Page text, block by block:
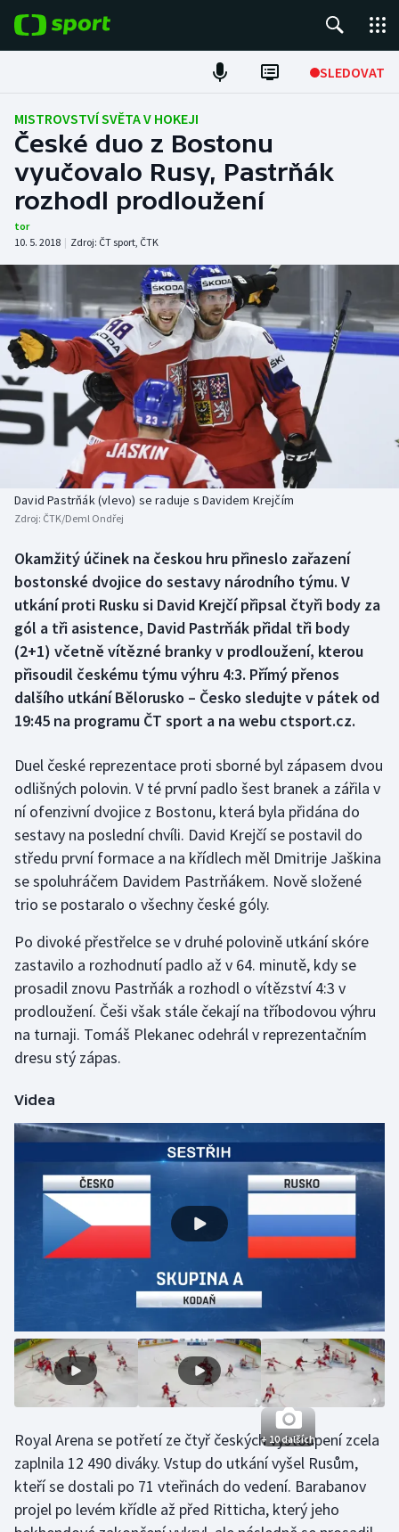
SLEDOVAT
Fotbal
Hokej
Tenis
Atletika
Cyklistika
DALŠÍ SPORTY
Americký fotbal
Baseball a softbal
Basketbal
Biatlon
Box
Curling
Dostihy
Florbal
Futsal
Golf
Gymnastika
Házená
Judo
Krasobruslení
Lezení
Lyže a snowboard
Moderní pětiboj
Motorsport
Olympijské hry
Plážový volejbal
Ragby
Rychlobruslení
Rychlostní kanoistika
Short track
NEPŘEHLÉDNĚTE
Soutěže
Historické návraty
Aplikace ČT sport
MISTROVSTVÍ SVĚTA V HOKEJI
České duo z Bostonu
vyučovalo Rusy, Pastrňák
rozhodl prodloužení
tor
10. 5. 2018 | Zdroj: ČT sport, ČTK
David Pastrňák (vlevo) se raduje s Davidem Krejčím
Zdroj: ČTK/Deml Ondřej
Okamžitý účinek na českou hru přineslo zařazení
bostonské dvojice do sestavy národního týmu. V
utkání proti Rusku si David Krejčí připsal čtyři body za
gól a tři asistence, David Pastrňák přidal tři body
(2+1) včetně vítězné branky v prodloužení, kterou
přisoudil českému týmu výhru 4:3. Přímý přenos
dalšího utkání Bělorusko – Česko sledujte v pátek od
19:45 na programu ČT sport a na webu ctsport.cz.
Duel české reprezentace proti sborné byl zápasem dvou
odlišných polovin. V té první padlo šest branek a zářila v
ní ofenzivní dvojice z Bostonu, která byla přidána do
sestavy na poslední chvíli. David Krejčí se postavil do
středu první formace a na křídlech měl Dmitrije Jaškina
se spoluhráčem Davidem Pastrňákem. Nově složené
trio se postaralo o všechny české góly.
Po divoké přestřelce se v druhé polovině utkání skóre
zastavilo a rozhodnutí padlo až v 64. minutě, kdy se
prosadil znovu Pastrňák a rozhodl o vítězství 4:3 v
prodloužení. Češi však stále čekají na tříbodovou výhru
na turnaji. Tomáš Plekanec odehrál v reprezentačním
dresu stý zápas.
Videa
+ 10 dalších
Royal Arena se potřetí ze čtyř českých vystoupení zcela
zaplnila 12 490 diváky. Vstup do utkání vyšel Rusům,
kteří se dostali po 71 vteřinách do vedení. Barabanov
projel po levém křídle až před Ritticha, který jeho